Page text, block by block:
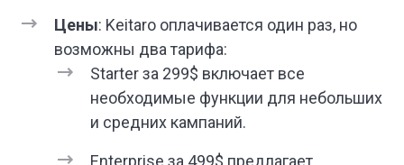
Цены: Keitaro оплачивается один раз, но
возможны два тарифа:
Starter за 299$ включает все
необходимые функции для небольших
и средних кампаний.
Enterprise за 499$ предлагает